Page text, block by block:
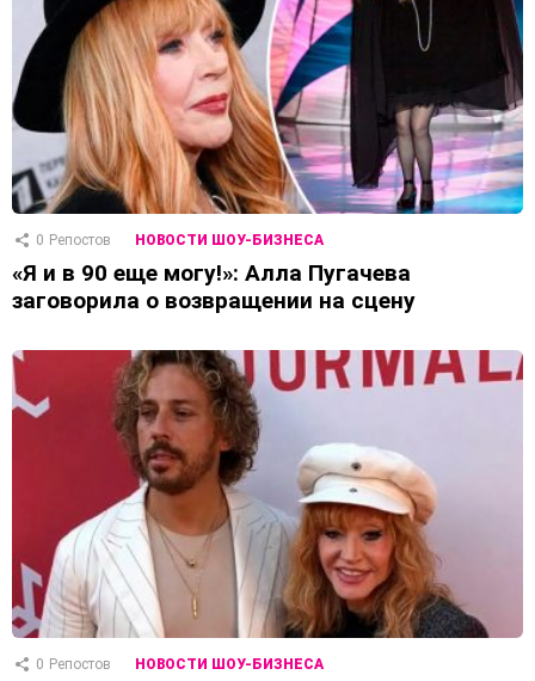
0 Репостов НОВОСТИ ШОУ-БИЗНЕСА
«Я и в 90 еще могу!»: Алла Пугачева
заговорила о возвращении на сцену
0 Репостов НОВОСТИ ШОУ-БИЗНЕСА